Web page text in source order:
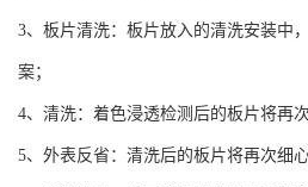
3、板片清洗：板片放入的清洗安装中
案；
4、清洗：着色浸透检测后的板片将再
5、外表反省：清洗后的板片将再次细